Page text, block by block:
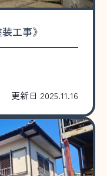
工事》
更新日 2025.11.16